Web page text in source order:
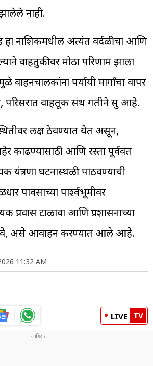
नाही.
हा नाशिकमधील अत्यंत वर्दळीचा आणि
वाहतुकीवर मोठा परिणाम झाला
पर्यायी मार्गांचा वापर
परिसरात वाहतूक संथ गतीने सुरू आहे.
लक्ष ठेवण्यात येत असून,
काढण्यासाठी आणि रस्ता पूर्ववत
यंत्रणा घटनास्थळी पाठवण्याची
पावसाच्या पार्श्वभूमीवर
प्रवास टाळावा आणि प्रशासनाच्या
असे आवाहन करण्यात आले आहे.
11:32 AM
LIVE TV